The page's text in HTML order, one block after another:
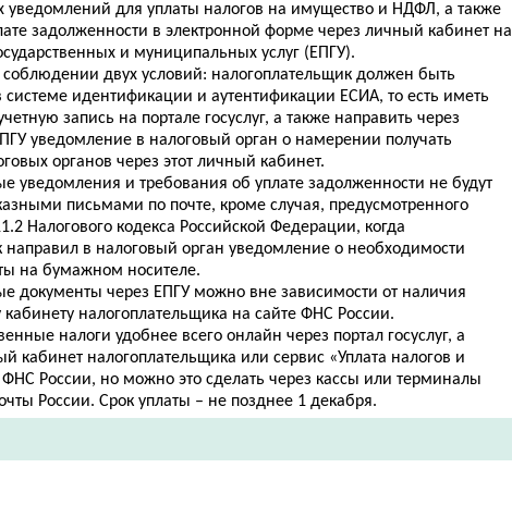
уведомлений для уплаты налогов на имущество и НДФЛ, а также
задолженности в электронной форме через личный кабинет на
и муниципальных услуг (ЕПГУ).
двух условий: налогоплательщик должен быть
системе идентификации и аутентификации ЕСИА, то есть иметь
запись на портале госуслуг, а также направить через
уведомление в налоговый орган о намерении получать
органов через этот личный кабинет.
уведомления и требования об уплате задолженности не будут
письмами по почте, кроме случая, предусмотренного
Налогового кодекса Российской Федерации, когда
направил в налоговый орган уведомление о необходимости
на бумажном носителе.
документы через ЕПГУ можно вне зависимости от наличия
кабинету налогоплательщика на сайте ФНС России.
налоги удобнее всего онлайн через портал госуслуг, а
кабинет налогоплательщика или сервис «Уплата налогов и
России, но можно это сделать через кассы или терминалы
России. Срок уплаты – не позднее 1 декабря.